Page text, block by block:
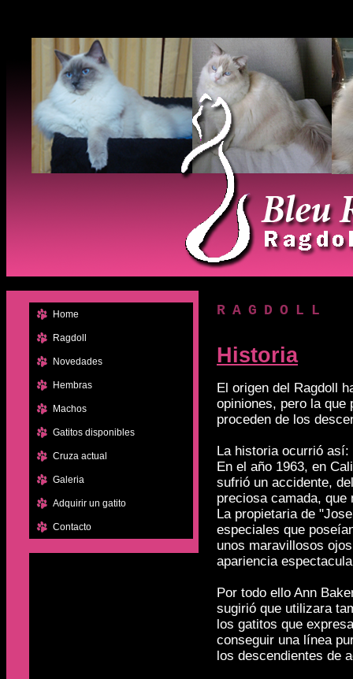
Home
Ragdoll
Novedades
Hembras
Machos
Gatitos disponibles
Cruza actual
Galeria
Adquirir un gatito
Contacto
RAGDOLL
Historia
El origen del Ragdoll
opiniones, pero la que
proceden de los
La historia ocurrió así:
En el año 1963, en
sufrió un accidente,
preciosa camada, que
La propietaria de
especiales que
unos maravillosos
apariencia
Por todo ello Ann
sugirió que utilizara
los gatitos que
conseguir una línea
los descendientes de